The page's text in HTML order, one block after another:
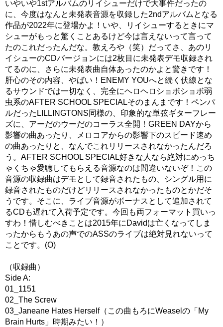
いやいや1stアルバムのリイシューだけで大事件だったの
に、今度はなんと未発表音源を収録した2ndアルバムとなる
作品が2022年に登場かよ！いや、リイシューするときにマ
シューがもっと驚くことあるけど今は言えないって言って
たのこれだったんだな。教えろや（笑）だってさ、あのリ
イシューのCDバージョンには2枚目に未発表デモ収録され
てるのに、さらに未発表曲自体あったのかよと驚きです！
肝心のその内容、やばい！ENEMY YOUへと続く伏線とな
るサウンドでは一切なく、完全にヘロヘロショボショボ弱
虫系のAFTER SCHOOL SPECIALそのまんまです！ペンパ
ルだったLILLINGTONS同様の、印象的な単弦ギターフレー
ズに、アーだのウーだのコーラス全開！GREEN DAYから
影響の曲あったり、メロコアからの影響下のスピード速め
の曲あったりと、なんでこれリリースされなかったんだろ
う。AFTER SCHOOL SPECIAL好きな人なら絶対にめっち
ゃくちゃ愛聴してもらえる音源なのは間違いないぞ！この
音源の収録曲はデモとして録音されたもの、シングル用に
録音されたものだけどリリースされなかったものとかだそ
うです。そこに、ライブ音源がボーナスとして追加されて
るCDも遅れて入荷予定です。今回も両フォーマット買いっ
すわ！惜しむべきことは2015年にDavidは亡くなってしま
ったからもうあの声でのASSのライブは絶対見れないって
ことです。(O)
（収録曲）
Side A:
01_1151
02_The Screw
03_Janeane Hates Herself（この曲もろにWeaselの「My
Brain Hurts」時期みたい！）